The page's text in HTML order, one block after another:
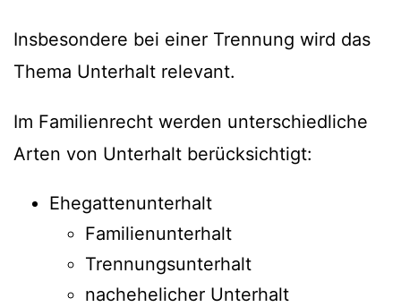
Insbesondere bei einer Trennung wird das
Thema Unterhalt relevant.
Im Familienrecht werden unterschiedliche
Arten von Unterhalt berücksichtigt:
Ehegattenunterhalt
Familienunterhalt
Trennungsunterhalt
nachehelicher Unterhalt